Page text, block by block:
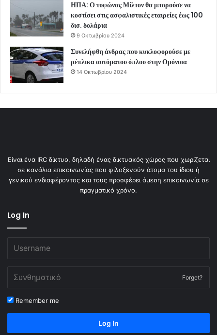
ΗΠΑ: Ο τυφώνας Μίλτον θα μπορούσε να
κοστίσει στις ασφαλιστικές εταιρείες έως 100
δισ. δολάρια
9 Οκτωβρίου 2024
Συνελήφθη άνδρας που κυκλοφορούσε με
ρέπλικα αυτόματου όπλου στην Ομόνοια
14 Οκτωβρίου 2024
Είναι ένα IRC δίκτυο, δηλαδή ένας δικτυακός χώρος που χωρίζεται
σε κανάλια επικοινωνίας που φιλοξενούν άτομα του ίδιου ή
γενικού ενδιαφέροντος και τους προσφέρει άμεση επικοινωνία σε
πραγματικό χρόνο.
Log In
Forget?
Remember me
Log In